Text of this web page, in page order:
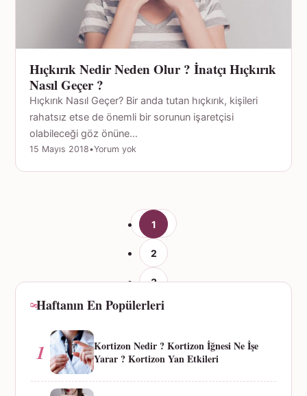
Hıçkırık Nedir Neden Olur ? İnatçı Hıçkırık
Nasıl Geçer ?
Hıçkırık Nasıl Geçer? Bir anda tutan hıçkırık, kişileri
rahatsız etse de önemli bir sorunun işaretçisi
olabileceği göz önüne…
15 Mayıs 2018•Yorum yok
1
2
3
4
Haftanın En Popülerleri
1
Kortizon Nedir ? Kortizon İğnesi Ne İşe
Yarar ? Kortizon Yan Etkileri